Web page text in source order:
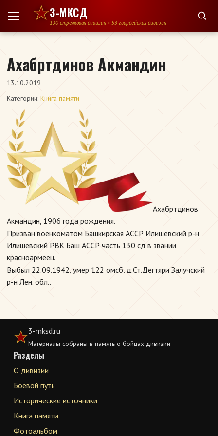
Перейти к содержимому
3-МКСД
130 стрелковая дивизия • 53 гвардейская дивизия
Ахабртдинов Акмандин
13.10.2019
Категории: Книга памяти
Ахабртдинов
Акмандин, 1906 года рождения.
Призван военкоматом Башкирская АССР Илишевский р-н
Илишевский РВК Баш АССР часть 130 сд в звании
красноармеец.
Выбыл 22.09.1942, умер 122 омсб, д.Ст.Дегтяри Залучский
р-н Лен. обл..
3-mksd.ru
Материалы собраны в память о бойцах дивизии
Разделы
О дивизии
Боевой путь
Исторические источники
Книга памяти
Фотоальбом